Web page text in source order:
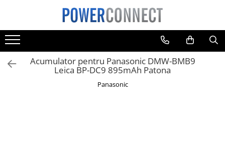
Toate Produsele
Sisteme filtrare apa
Sisteme filtrare apa
Acumulator pentru Panasonic DMW-BMB9
Leica BP-DC9 895mAh Patona
Panasonic